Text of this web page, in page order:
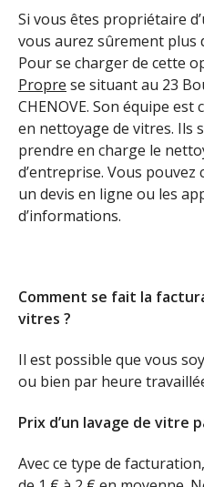
Si vous êtes propriétaire
vous aurez sûrement plus
Pour se charger de cette
Propre se situant au 23
CHENOVE. Son équipe
en nettoyage de vitres. Ils
prendre en charge le
d’entreprise. Vous
un devis en ligne ou les
d’informations.
Comment se fait la
vitres ?
Il est possible que vous
ou bien par heure
Prix d’un lavage de vitre
Avec ce type de